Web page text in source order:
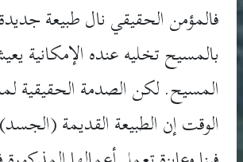
فالمؤمن الحقيقي نال طبيعة
بالمسيح تخليه عنده الإمكانية
المسيح. لكن الصدمة الحقيقية
الوقت إن الطبيعة القديمة